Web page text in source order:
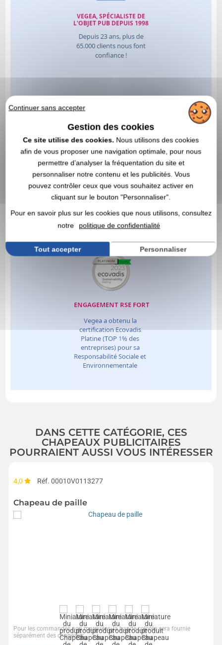
DANS CETTE CATÉGORIE, CES
CHAPEAUX PUBLICITAIRES
POURRAIENT AUSSI VOUS INTÉRESSER
4,0 Réf. 00010V0113277
Chapeau de paille
Pour les commandes non marquées, la bande colorée sera fournie
séparément des chapeaux.
Continuer sans accepter
Gestion des cookies
Ce site utilise des cookies. Nous utilisons des cookies
afin de vous proposer une navigation optimale, pour nous
permettre d’analyser la fréquentation du site et
personnaliser notre contenu et les publicités. Vous
pouvez contrôler ceux que vous souhaitez activer en
cliquant sur le bouton "Personnaliser".
Pour en savoir plus sur les cookies que nous utilisons, consultez
notre
politique de confidentialité
Tout accepter Personnaliser